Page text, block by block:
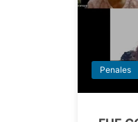
Penales